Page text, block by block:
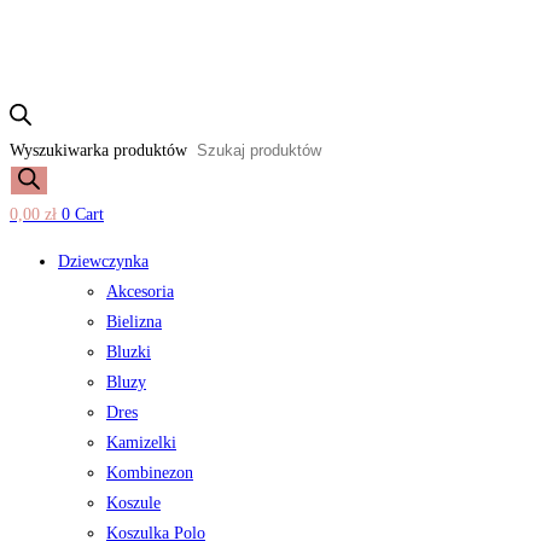
Wyszukiwarka produktów
0,00 zł 0 Cart
Dziewczynka
Akcesoria
Bielizna
Bluzki
Bluzy
Dres
Kamizelki
Kombinezon
Koszule
Koszulka Polo